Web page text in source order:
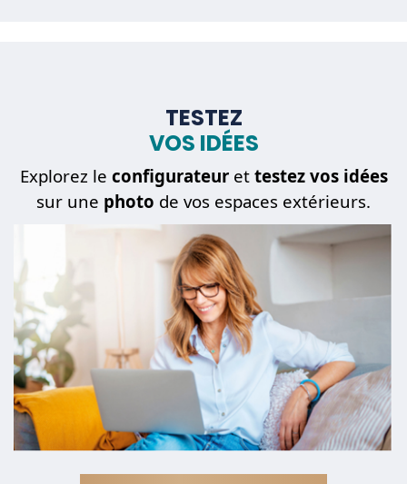
TESTEZ
VOS IDÉES
Explorez le configurateuret testez vos idées
sur une photo de vos espaces extérieurs.